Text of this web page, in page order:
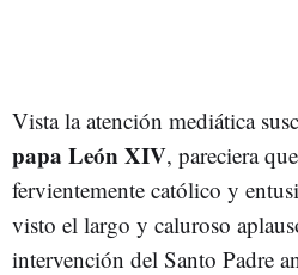
Vista la atención mediática
papa León XIV, pareciera
fervientemente católico y
visto el largo y caluroso
intervención del Santo Padre